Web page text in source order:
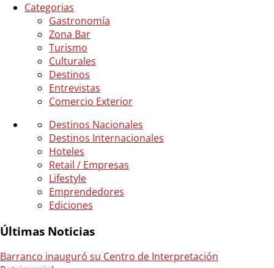
Categorias
Gastronomía
Zona Bar
Turismo
Culturales
Destinos
Entrevistas
Comercio Exterior
Destinos Nacionales
Destinos Internacionales
Hoteles
Retail / Empresas
Lifestyle
Emprendedores
Ediciones
Últimas Noticias
Barranco inauguró su Centro de Interpretación